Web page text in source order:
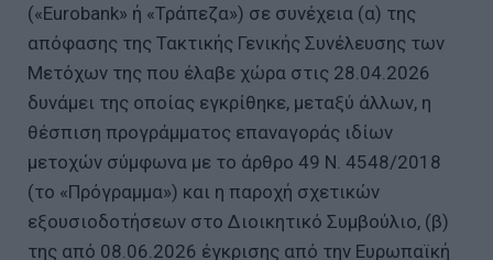
(«Eurobank» ή «Τράπεζα») σε συνέχεια (α) της
απόφασης της Τακτικής Γενικής Συνέλευσης των
Μετόχων της που έλαβε χώρα στις 28.04.2026
δυνάμει της οποίας εγκρίθηκε, μεταξύ άλλων, η
θέσπιση προγράμματος επαναγοράς ιδίων
μετοχών σύμφωνα με το άρθρο 49 Ν. 4548/2018
(το «Πρόγραμμα») και η παροχή σχετικών
εξουσιοδοτήσεων στο Διοικητικό Συμβούλιο, (β)
της από 08.06.2026 έγκρισης από την Ευρωπαϊκή